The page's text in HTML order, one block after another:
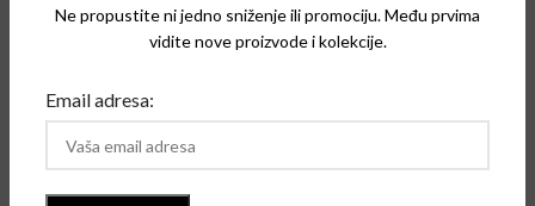
Ne propustite ni jedno sniženje ili promociju. Među prvima
vidite nove proizvode i kolekcije.
Email adresa:
patenta 2017. godine, prepoznatljivog kao moderni luksuz u
POVEZANI PROIZVODI